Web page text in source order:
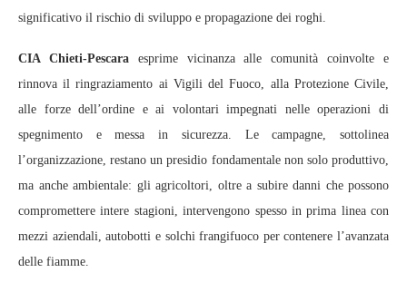
significativo il rischio di sviluppo e propagazione dei roghi.
CIA Chieti-Pescaraesprime vicinanza alle comunità coinvolte e
rinnova il ringraziamento ai Vigili del Fuoco, alla Protezione Civile,
alle forze dell’ordine e ai volontari impegnati nelle operazioni di
spegnimento e messa in sicurezza. Le campagne, sottolinea
l’organizzazione, restano un presidio fondamentale non solo produttivo,
ma anche ambientale: gli agricoltori, oltre a subire danni che possono
compromettere intere stagioni, intervengono spesso in prima linea con
mezzi aziendali, autobotti e solchi frangifuoco per contenere l’avanzata
delle fiamme.